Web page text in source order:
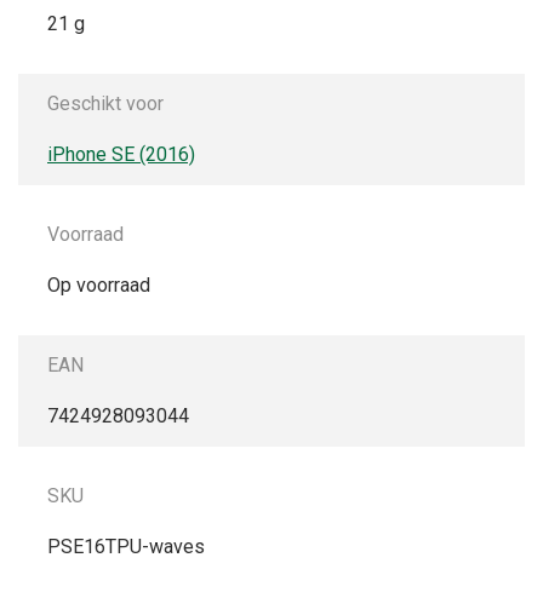
21 g
Geschikt voor
iPhone SE (2016)
Voorraad
Op voorraad
EAN
7424928093044
SKU
PSE16TPU-waves